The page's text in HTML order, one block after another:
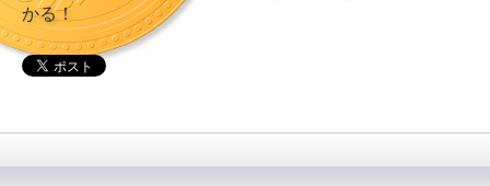
かる！